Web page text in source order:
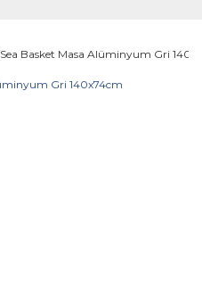
Sea Basket Masa Alüminyum Gri